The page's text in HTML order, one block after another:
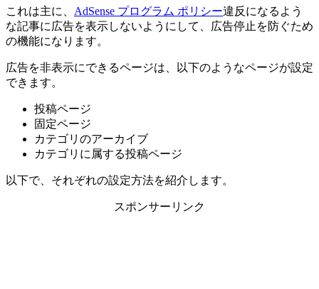
これは主に、 AdSense プログラム ポリシー違反になるよう
な記事に広告を表示しないようにして、広告停止を防ぐため
の機能になります。
広告を非表示にできるページは、以下のようなページが設定
できます。
投稿ページ
固定ページ
カテゴリのアーカイブ
カテゴリに属する投稿ページ
以下で、それぞれの設定方法を紹介します。
スポンサーリンク